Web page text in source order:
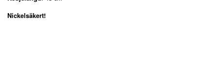
Nickelsäkert!